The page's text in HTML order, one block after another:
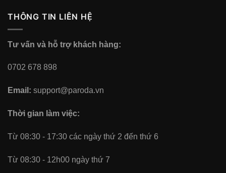
THÔNG TIN LIÊN HỆ
Tư vấn và hỗ trợ khách hàng:
0702 678 898
Email: support@paroda.vn
Thời gian làm việc:
Từ 08:30 - 17:30 các ngày thứ 2 đến thứ 6
Từ 08:30 - 12h00 ngày thứ 7